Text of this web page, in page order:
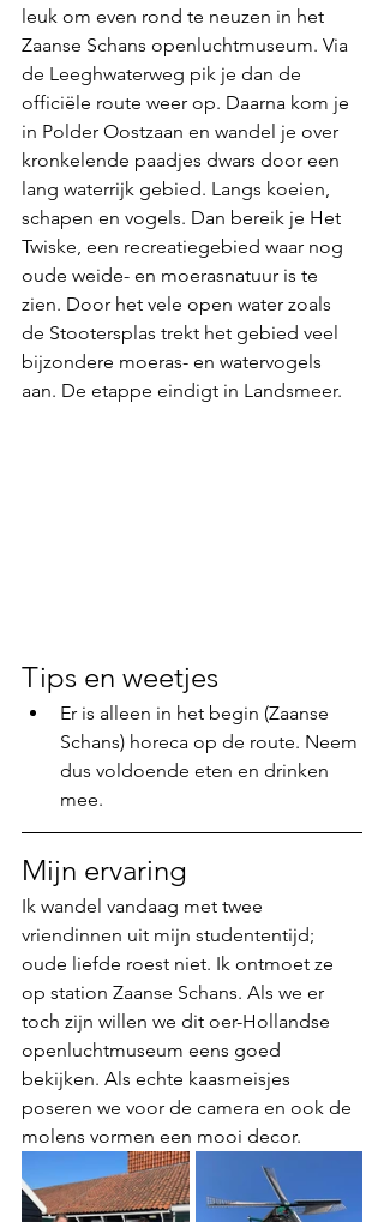
leuk om even rond te neuzen in het
Zaanse Schans openluchtmuseum. Via
de Leeghwaterweg pik je dan de
officiële route weer op. Daarna kom je
in Polder Oostzaan en wandel je over
kronkelende paadjes dwars door een
lang waterrijk gebied. Langs koeien,
schapen en vogels. Dan bereik je Het
Twiske, een recreatiegebied waar nog
oude weide- en moerasnatuur is te
zien. Door het vele open water zoals
de Stootersplas trekt het gebied veel
bijzondere moeras- en watervogels
aan. De etappe eindigt in Landsmeer.
Tips en weetjes
Er is alleen in het begin (Zaanse
Schans) horeca op de route. Neem
dus voldoende eten en drinken
mee.
Mijn ervaring
Ik wandel vandaag met twee
vriendinnen uit mijn studententijd;
oude liefde roest niet. Ik ontmoet ze
op station Zaanse Schans. Als we er
toch zijn willen we dit oer-Hollandse
openluchtmuseum eens goed
bekijken. Als echte kaasmeisjes
poseren we voor de camera en ook de
molens vormen een mooi decor.